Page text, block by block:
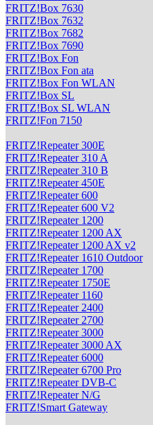
FRITZ!Box 7630
FRITZ!Box 7632
FRITZ!Box 7682
FRITZ!Box 7690
FRITZ!Box Fon
FRITZ!Box Fon ata
FRITZ!Box Fon WLAN
FRITZ!Box SL
FRITZ!Box SL WLAN
FRITZ!Fon 7150
FRITZ!Repeater 300E
FRITZ!Repeater 310 A
FRITZ!Repeater 310 B
FRITZ!Repeater 450E
FRITZ!Repeater 600
FRITZ!Repeater 600 V2
FRITZ!Repeater 1200
FRITZ!Repeater 1200 AX
FRITZ!Repeater 1200 AX v2
FRITZ!Repeater 1610 Outdoor
FRITZ!Repeater 1700
FRITZ!Repeater 1750E
FRITZ!Repeater 1160
FRITZ!Repeater 2400
FRITZ!Repeater 2700
FRITZ!Repeater 3000
FRITZ!Repeater 3000 AX
FRITZ!Repeater 6000
FRITZ!Repeater 6700 Pro
FRITZ!Repeater DVB-C
FRITZ!Repeater N/G
FRITZ!Smart Gateway